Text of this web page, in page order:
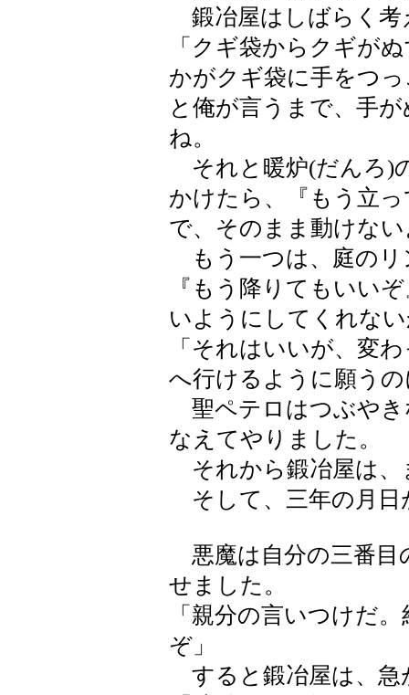
鍛冶屋はしばらく考
「クギ袋からクギが
かがクギ袋に手をつ
と俺が言うまで、手
ね。
それと暖炉(だんろ)
かけたら、『もう立
で、そのまま動けな
もう一つは、庭のリ
『もう降りてもいい
いようにしてくれな
「それはいいが、変
へ行けるように願う
聖ペテロはつぶやき
なえてやりました。
それから鍛冶屋は、
そして、三年の月日
悪魔は自分の三番目
せました。
「親分の言いつけだ
ぞ」
すると鍛冶屋は、急